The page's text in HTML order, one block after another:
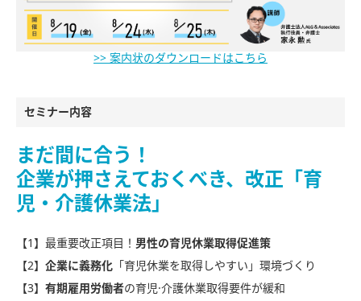
>> 案内状のダウンロードはこちら
セミナー内容
まだ間に合う！
企業が押さえておくべき、改正「育
児・介護休業法」
【1】最重要改正項目！ 男性の育児休業取得促進策
【2】 企業に義務化 「育児休業を取得しやすい」環境づくり
【3】 有期雇用労働者の育児·介護休業取得要件が緩和